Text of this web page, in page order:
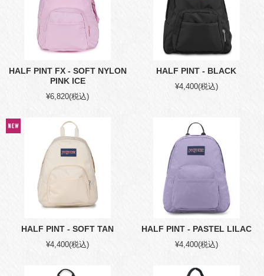
HALF PINT FX - SOFT NYLON
PINK ICE
¥6,820(税込)
HALF PINT - BLACK
¥4,400(税込)
HALF PINT - SOFT TAN
¥4,400(税込)
HALF PINT - PASTEL LILAC
¥4,400(税込)